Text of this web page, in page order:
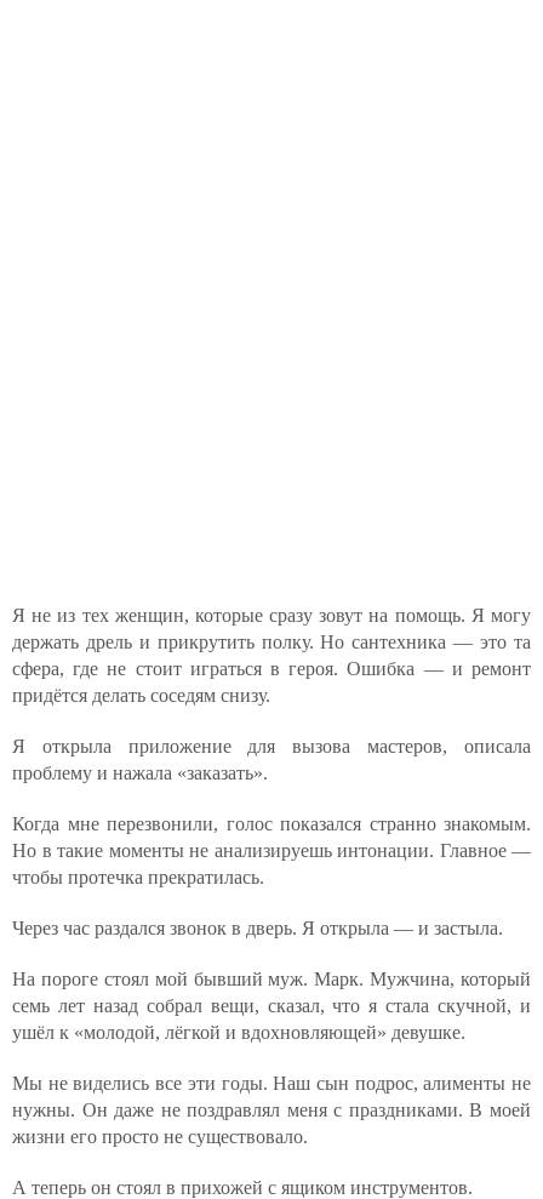
Я не из тех женщин, которые сразу зовут на помощь. Я могу
держать дрель и прикрутить полку. Но сантехника — это та
сфера, где не стоит играться в героя. Ошибка — и ремонт
придётся делать соседям снизу.
Я открыла приложение для вызова мастеров, описала
проблему и нажала «заказать».
Когда мне перезвонили, голос показался странно знакомым.
Но в такие моменты не анализируешь интонации. Главное —
чтобы протечка прекратилась.
Через час раздался звонок в дверь. Я открыла — и застыла.
На пороге стоял мой бывший муж. Марк. Мужчина, который
семь лет назад собрал вещи, сказал, что я стала скучной, и
ушёл к «молодой, лёгкой и вдохновляющей» девушке.
Мы не виделись все эти годы. Наш сын подрос, алименты не
нужны. Он даже не поздравлял меня с праздниками. В моей
жизни его просто не существовало.
А теперь он стоял в прихожей с ящиком инструментов.